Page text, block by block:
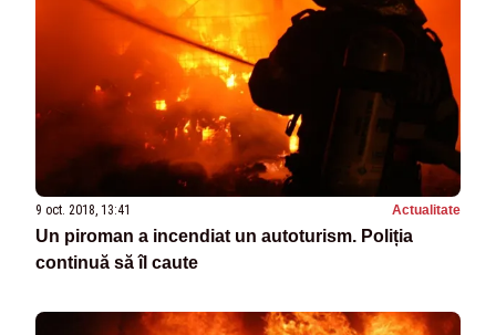
9 oct. 2018, 13:41 Actualitate
Un piroman a incendiat un autoturism. Poliția
continuă să îl caute